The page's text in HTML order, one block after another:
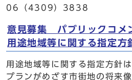
06（4309）3838
意見募集 パブリックコメ
用途地域等に関する指定方
用途地域等に関する指定方針
プランがめざす市街地の将来